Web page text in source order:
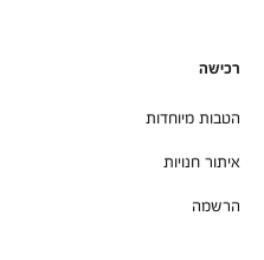
רכישה
הטבות מיוחדות
איתור חנויות
הרשמה